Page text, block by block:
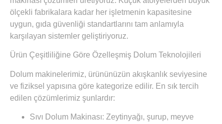
ölçekli fabrikalara kadar her işletmenin kapasitesine
uygun, gıda güvenliği standartlarını tam anlamıyla
karşılayan sistemler geliştiriyoruz.
Ürün Çeşitliliğine Göre Özelleşmiş Dolum Teknolojileri
Dolum makinelerimiz, ürününüzün akışkanlık seviyesine
ve fiziksel yapısına göre kategorize edilir. En sık tercih
edilen çözümlerimiz şunlardır:
Sıvı Dolum Makinası: Zeytinyağı, şurup, meyve